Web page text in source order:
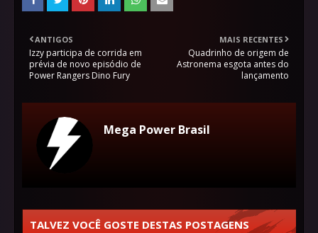
MAIS RECENTES
Quadrinho de origem de
Astronema esgota antes do
lançamento
ANTIGOS
Izzy participa de corrida em
prévia de novo episódio de
Power Rangers Dino Fury
Mega Power Brasil
TALVEZ VOCÊ GOSTE DESTAS POSTAGENS